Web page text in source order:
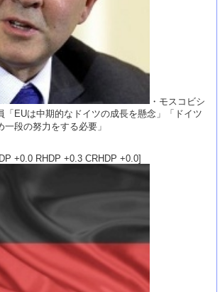
・モスコビシ
「EUは中期的なドイツの成長を懸念」「ドイツ
段の努力をする必要」
+0.0 RHDP +0.3 CRHDP +0.0]